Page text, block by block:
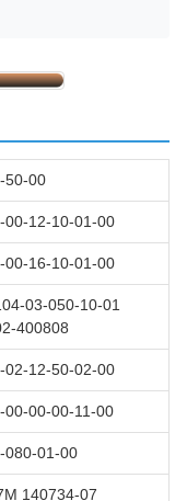
50-00
00-12-10-01-00
00-16-10-01-00
03-050-10-01
400808
02-12-50-02-00
00-00-00-11-00
080-01-00
140734-07